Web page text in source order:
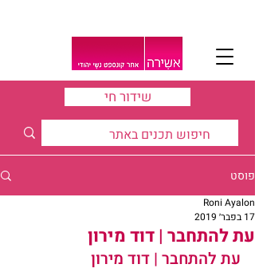
שידור חי
פוסט
עת להתחבר | דוד מירון
Roni Ayalon
17 בפבר׳ 2019
עת להתחבר | דוד מירון